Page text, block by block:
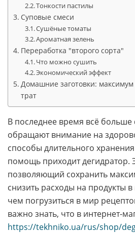
Тонкости пастилы
Суповые смеси
Сушёные томаты
Ароматная зелень
Переработка "второго сорта"
Что можно сушить
Экономический эффект
Домашние заготовки:
трат
В последнее время всё
обращают внимание на
способы длительного
помощь приходит дегидратор.
позволяющий сохранить
снизить расходы на продукты
чем погрузиться в мир
важно знать, что в интернет-
https://tekhniko.ua/rus/shop/